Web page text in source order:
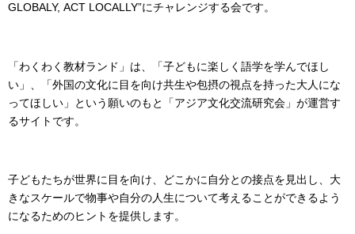
GLOBALY, ACT LOCALLY”にチャレンジする会です。
「わくわく教材ランド」は、「子どもに楽しく語学を学んでほし
い」、「外国の文化に目を向け共生や包摂の視点を持った大人にな
ってほしい」という願いのもと「アジア文化交流研究会」が運営す
るサイトです。
子どもたちが世界に目を向け、どこかに自分との接点を見出し、大
きなスケールで物事や自分の人生について考えることができるよう
になるためのヒントを提供します。